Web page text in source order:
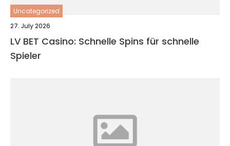
Uncategorized
27. July 2026
LV BET Casino: Schnelle Spins für schnelle
Spieler